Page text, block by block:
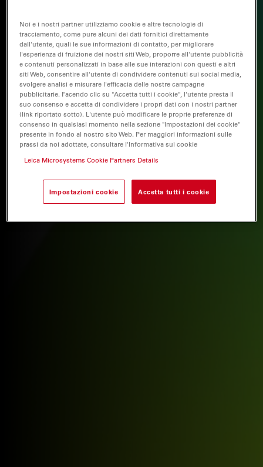
Noi e i nostri partner utilizziamo cookie e altre tecnologie di
tracciamento, come pure alcuni dei dati fornitici direttamente
dall'utente, quali le sue informazioni di contatto, per migliorare
l'esperienza di fruizione dei nostri siti Web, proporre all'utente pubblicità
e contenuti personalizzati in base alle sue interazioni con questi e altri
siti Web, consentire all'utente di condividere contenuti sui social media,
svolgere analisi e misurare l'efficacia delle nostre campagne
pubblicitarie. Facendo clic su "Accetta tutti i cookie", l'utente presta il
suo consenso e accetta di condividere i propri dati con i nostri partner
(link riportato sotto). L'utente può modificare le proprie preferenze di
consenso in qualsiasi momento nella sezione "Impostazioni dei cookie"
presente in fondo al nostro sito Web. Per maggiori informazioni sulle
prassi da noi adottate, consultare l'Informativa sui cookie
Leica Microsystems Cookie Partners Details
Impostazioni cookie Accetta tutti i cookie